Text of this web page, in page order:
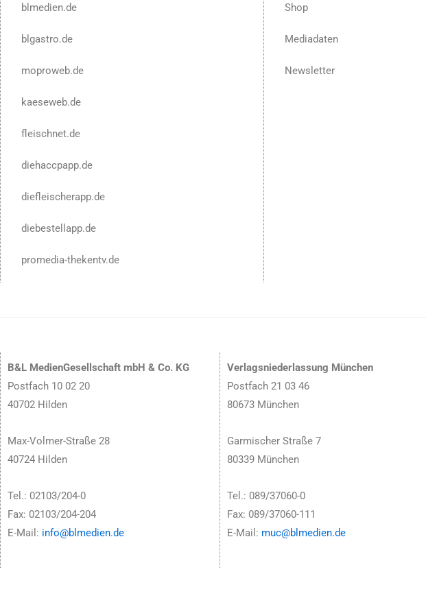
blmedien.de
blgastro.de
moproweb.de
kaeseweb.de
fleischnet.de
diehaccpapp.de
diefleischerapp.de
diebestellapp.de
promedia-thekentv.de
Shop
Mediadaten
Newsletter
B&L MedienGesellschaft mbH & Co. KG
Postfach 10 02 20
40702 Hilden
Max-Volmer-Straße 28
40724 Hilden
Tel.: 02103/204-0
Fax: 02103/204-204
E-Mail: info@blmedien.de
Verlagsniederlassung München
Postfach 21 03 46
80673 München
Garmischer Straße 7
80339 München
Tel.: 089/37060-0
Fax: 089/37060-111
E-Mail: muc@blmedien.de